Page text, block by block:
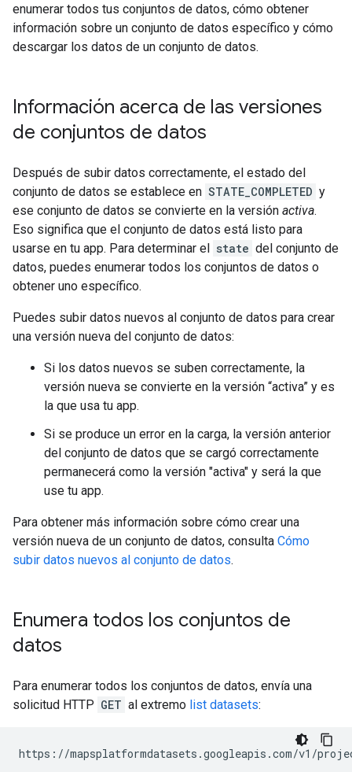
enumerar todos tus conjuntos de datos, cómo obtener
información sobre un conjunto de datos específico y cómo
descargar los datos de un conjunto de datos.
Información acerca de las versiones
de conjuntos de datos
Después de subir datos correctamente, el estado del
conjunto de datos se establece en STATE_COMPLETED y
ese conjunto de datos se convierte en la versión activa.
Eso significa que el conjunto de datos está listo para
usarse en tu app. Para determinar el state del conjunto de
datos, puedes enumerar todos los conjuntos de datos o
obtener uno específico.
Puedes subir datos nuevos al conjunto de datos para crear
una versión nueva del conjunto de datos:
Si los datos nuevos se suben correctamente, la
versión nueva se convierte en la versión “activa” y es
la que usa tu app.
Si se produce un error en la carga, la versión anterior
del conjunto de datos que se cargó correctamente
permanecerá como la versión "activa" y será la que
use tu app.
Para obtener más información sobre cómo crear una
versión nueva de un conjunto de datos, consulta Cómo
subir datos nuevos al conjunto de datos.
Enumera todos los conjuntos de
datos
Para enumerar todos los conjuntos de datos, envía una
solicitud HTTP GET al extremo list datasets:
https://mapsplatformdatasets.googleapis.com/v1/